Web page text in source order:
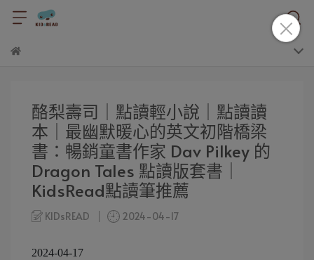
酪梨壽司｜點讀輕小說｜點讀讀
本｜最幽默暖心的英文初階橋梁
書：暢銷童書作家 Dav Pilkey 的
Dragon Tales 點讀版套書｜
KidsRead點讀筆推薦
KIDsREAD 2024-04-17
2024-04-17